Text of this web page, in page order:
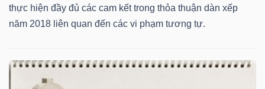
thực hiện đầy đủ các cam kết trong thỏa thuận dàn xếp
năm 2018 liên quan đến các vi phạm tương tự.